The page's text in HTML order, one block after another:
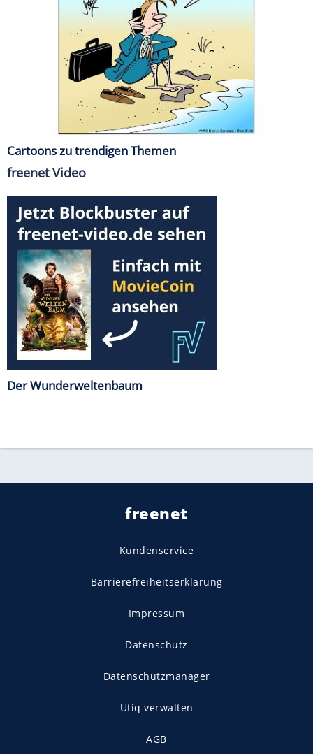
Cartoons zu trendigen Themen
freenet Video
Der Wunderweltenbaum
freenet
Kundenservice
Barrierefreiheitserklärung
Impressum
Datenschutz
Datenschutzmanager
Utiq verwalten
AGB